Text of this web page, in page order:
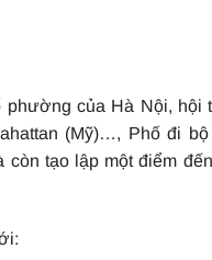
của Hà Nội, hội
(Mỹ)…, Phố đi
còn tạo lập một điểm